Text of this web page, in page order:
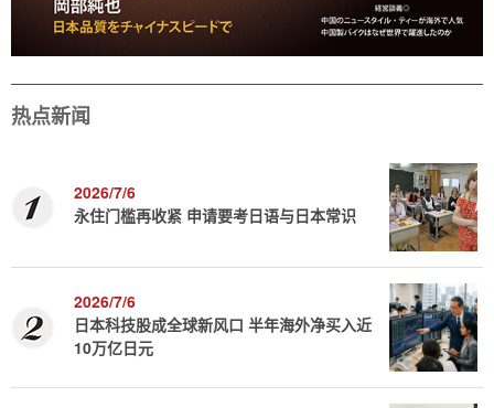
热点新闻
2026/7/6
永住门槛再收紧 申请要考日语与日本常识
2026/7/6
日本科技股成全球新风口 半年海外净买入近
10万亿日元